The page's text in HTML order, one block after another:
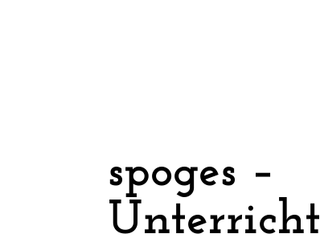
spoges –